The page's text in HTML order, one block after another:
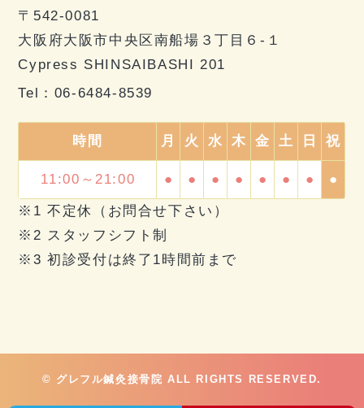
〒542-0081
大阪府大阪市中央区南船場３丁目６-１
Cypress SHINSAIBASHI 201
Tel： 06-6484-8539
時間 月 火 水 木 金 土 日 祝
11:00～21:00 ● ● ● ● ● ● ● ●
※1 不定休（お問合せ下さい）
※2 スタッフシフト制
※3 初診受付は終了1時間前まで
© グレフル鍼灸接骨院 ALL RIGHTS RESERVED.